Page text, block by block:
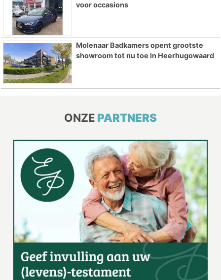
voor occasions
Molenaar Badkamers opent grootste
showroom tot nu toe in Heerhugowaard
ONZE PARTNERS